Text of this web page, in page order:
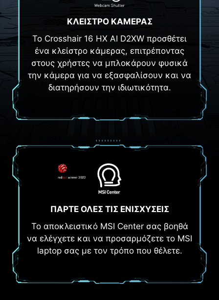
ΚΛΕΙΣΤΡΟ ΚΑΜΕΡΑΣ
Το Crosshair 16 HX AI D2XW προσθέτει
ένα κλείστρο κάμερας, επιτρέποντας
στους χρήστες να μπλοκάρουν φυσικά
την κάμερα για να εξασφαλίσουν και να
διατηρήσουν την ιδιωτικότητα.
ΠΑΡΤΕ ΟΛΕΣ ΤΙΣ ΕΝΙΣΧΥΣΕΙΣ
Το αποκλειστικό MSI Center σας βοηθά
να ελέγχετε και να προσαρμόζετε το MSI
laptop σας με τον τρόπο που θέλετε.